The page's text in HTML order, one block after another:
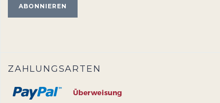
ZAHLUNGSARTEN